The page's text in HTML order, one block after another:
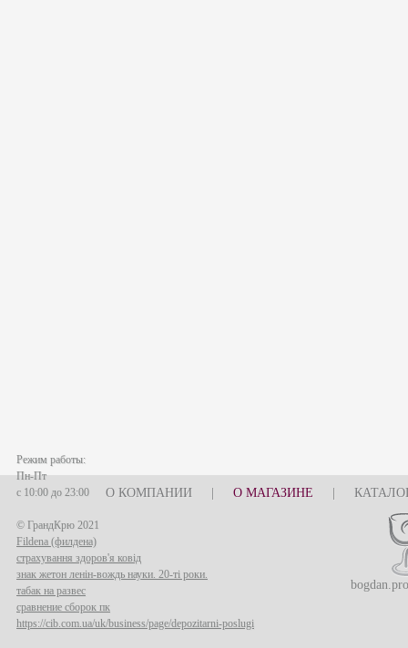
О КОМПАНИИ О МАГАЗИНЕ
Режим работы:
Пн-Пт
с 10:00 до 23:00
© ГрандКрю 2021
Fildena (филдена)
страхування здоров'я ковід
знак жетон ленін-вождь науки. 20-ті роки.
табак на развес
сравнение сборок пк
https://cib.com.ua/uk/business/page/depozitarni-poslugi